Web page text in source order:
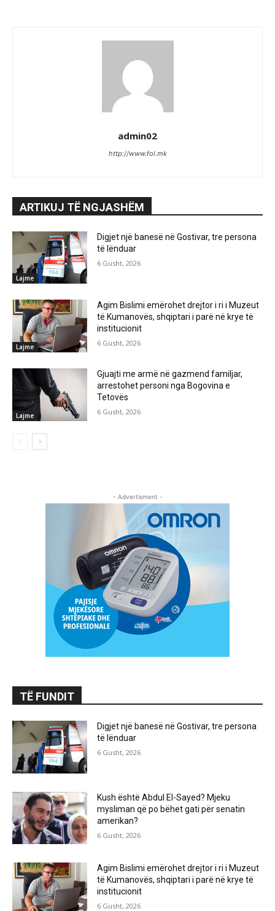
admin02
http://www.fol.mk
ARTIKUJ TË NGJASHËM
Lajme
Digjet një banesë në Gostivar, tre persona
të lënduar
6 Gusht, 2026
Lajme
Agim Bislimi emërohet drejtor i ri i Muzeut
të Kumanovës, shqiptari i parë në krye të
institucionit
6 Gusht, 2026
Lajme
Gjuajti me armë në gazmend familjar,
arrestohet personi nga Bogovina e
Tetovës
6 Gusht, 2026
- Advertisment -
TË FUNDIT
Digjet një banesë në Gostivar, tre persona
të lënduar
6 Gusht, 2026
Kush është Abdul El-Sayed? Mjeku
mysliman që po bëhet gati për senatin
amerikan?
6 Gusht, 2026
Agim Bislimi emërohet drejtor i ri i Muzeut
të Kumanovës, shqiptari i parë në krye të
institucionit
6 Gusht, 2026